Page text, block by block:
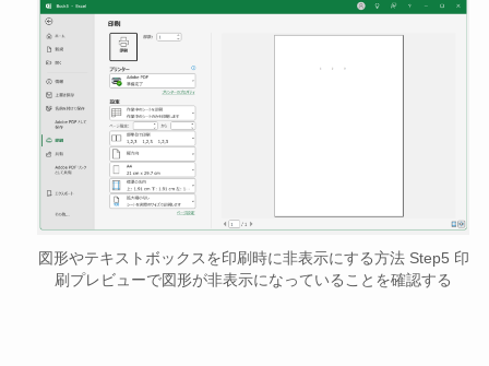
図形やテキストボックスを印刷時に非表示にする方法 Step5 印
刷プレビューで図形が非表示になっていることを確認する